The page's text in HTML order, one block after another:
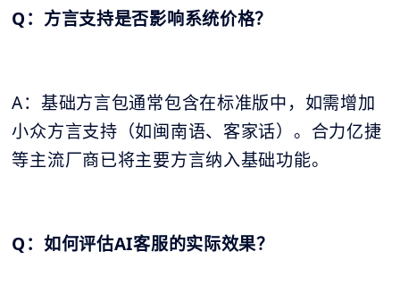
Q：方言支持是否影响系统价格？
A：基础方言包通常包含在标准版中，如需增加
小众方言支持（如闽南语、客家话）。合力亿捷
等主流厂商已将主要方言纳入基础功能。
Q：如何评估AI客服的实际效果？